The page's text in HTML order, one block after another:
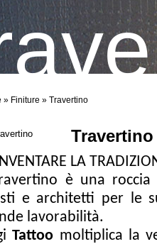
» Finiture » Travertino
Travertino
LA
è una roccia
e architetti per le
lavorabilità.
Tattoo moltiplica la